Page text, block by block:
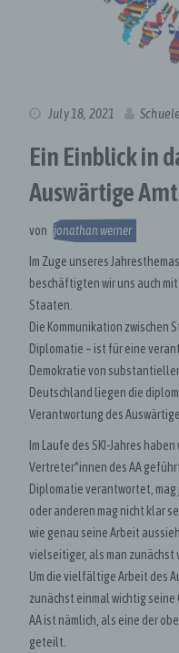
July 18, 2021
Ein Einblick in
Auswärtige Amt
von jonathan werner
Im Zuge unseres
beschäftigten wir uns auch
Staaten.
Die Kommunikation
Diplomatie – ist für eine
Demokratie von
Deutschland liegen die
Verantwortung des
Im Laufe des SKI-Jahres
Vertreter*innen des AA
Diplomatie verantwortet, mag
oder anderen mag nicht klar
wie genau seine Arbeit
vielseitiger, als man zunächst
Um die vielfältige Arbeit des
zunächst einmal wichtig
AA ist nämlich, als eine der
geteilt.